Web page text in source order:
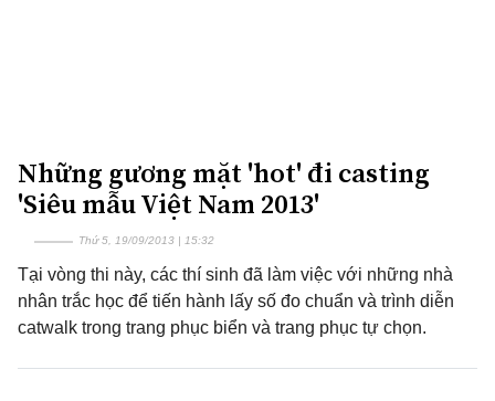
Những gương mặt 'hot' đi casting
'Siêu mẫu Việt Nam 2013'
Thứ 5, 19/09/2013 | 15:32
Tại vòng thi này, các thí sinh đã làm việc với những nhà
nhân trắc học để tiến hành lấy số đo chuẩn và trình diễn
catwalk trong trang phục biển và trang phục tự chọn.